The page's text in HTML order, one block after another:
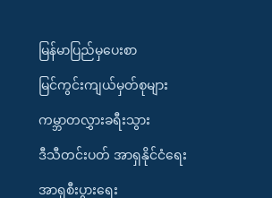
မြန်မာပြည်မှပေးစာ
မြင်ကွင်းကျယ်မှတ်စုများ
ကမ္ဘာတလွှားခရီးသွား
ဒီသီတင်းပတ် အာရှနိုင်ငံရေး
အာရှစီးပွားရေး